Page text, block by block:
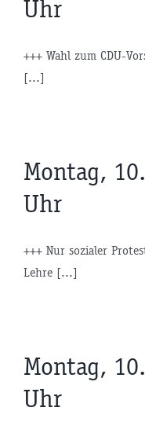
Uhr
+++ Wahl zum CDU-
[...]
Montag,
Uhr
+++ Nur sozialer
Lehre [...]
Montag,
Uhr